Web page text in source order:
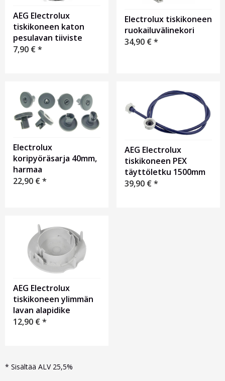
AEG Electrolux
tiskikoneen katon
pesulavan tiiviste
7,90 €*
Electrolux tiskikoneen
ruokailuvälinekori
34,90 €*
Electrolux
koripyöräsarja 40mm,
harmaa
22,90 €*
AEG Electrolux
tiskikoneen PEX
täyttöletku 1500mm
39,90 €*
AEG Electrolux
tiskikoneen ylimmän
lavan alapidike
12,90 €*
* Sisältää ALV 25,5%